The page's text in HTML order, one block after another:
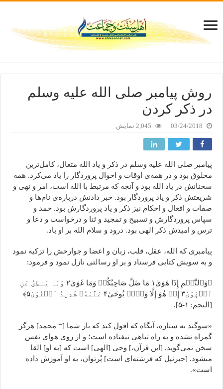
روش پیامبر صلی الله علیه وسلم
در ذکر کردن
03/24/2018 2,045 نمایش
پیامبر صلی الله علیه وسلم در ذکر و یاد الله متعال، کامل‌ترین
مخلوق بود و در همه‌ی اوقات و احوال پروردگار را یاد می‌کرد. همه‌
سخنانش در یاد الله بود و آنچه که مرتبط با الله است، امر و نهی و
شریعتش ذکر و یاد پروردگار بود. خبر دادنش درباره‌ی نام‌ها و
صفات و افعال و احکام نیز ذکر و یاد پروردگارش بود. حمد و
سپاس پروردگارش و تسبیح و تمجید و ثنا و درخواست و دعا و
ترس و امیدش ذکر الهی بود. درود و سلام الله بر او باد.
پیامبری که الله، عقل، قلب، زبان و اعضا و جوارحش را تزکیه نمود
و به سویش کتابی فرستاد و بر او رسالتی نازل نمود و فرمود:
﴿وَٱلنَّجۡمِ إِذَا هَوَىٰ١ مَا ضَلَّ صَاحِبُکُمۡ وَمَا غَوَىٰ٢ وَمَا یَنطِقُ عَنِ
ٱلۡهَوَىٰٓ٣ إِنۡ هُوَ إِلَّا وَحۡیٞ یُوحَىٰ۴ عَلَّمَهُۥ شَدِیدُ ٱلۡقُوَىٰ۵﴾
[النجم: ۱-۵].
«سوگند به ستاره، آنگاه که افول کند که یار شما [= محمد] هرگز
گمراه نشده و به راه تباهى نیفتاده است؛ و از روی هوای نفس
سخن نمی‌گوید. [این قرآن،] وحى [الهى] است که [به او] القا
مى‏شود. [جبرئیل که فرشته‌اى است] پُرتوان، به او آموزش داده
است».